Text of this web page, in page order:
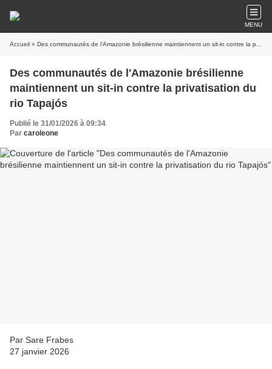
MENU
Accueil » Des communautés de l'Amazonie brésilienne maintiennent un sit-in contre la privatisation du rio Tapajós
Des communautés de l'Amazonie brésilienne
maintiennent un sit-in contre la privatisation du
rio Tapajós
Publié le 31/01/2026 à 09:34
Par caroleone
Par Sare Frabes
27 janvier 2026